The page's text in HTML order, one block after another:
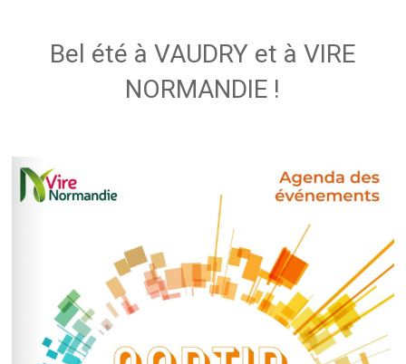
Bel été à VAUDRY et à VIRE
NORMANDIE !